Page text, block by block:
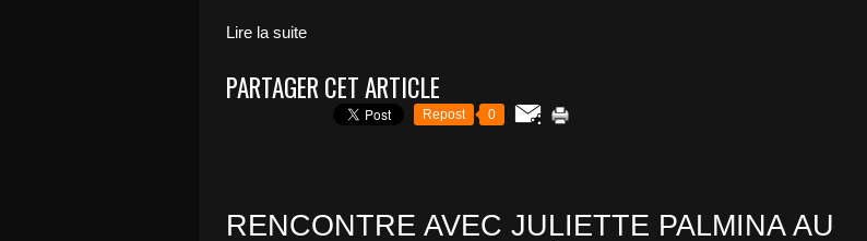
Lire la suite
PARTAGER CET ARTICLE
Repost 0
RENCONTRE AVEC JULIETTE PALMINA AU